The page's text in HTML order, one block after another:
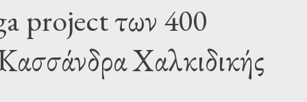
κοντά στο Πευκοχώρι.
project των 400
Χαλκιδικής